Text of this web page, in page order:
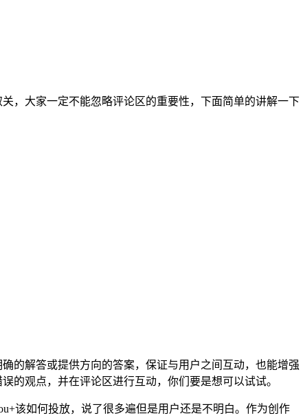
，大家一定不能忽略评论区的重要性，下面简单的讲解一下
的解答或提供方向的答案，保证与用户之间互动，也能增强
的观点，并在评论区进行互动，你们要是想可以试试。
该如何投放，说了很多遍但是用户还是不明白。作为创作